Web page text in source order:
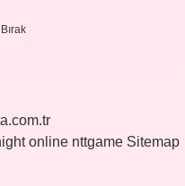
online nttgame Sitemap